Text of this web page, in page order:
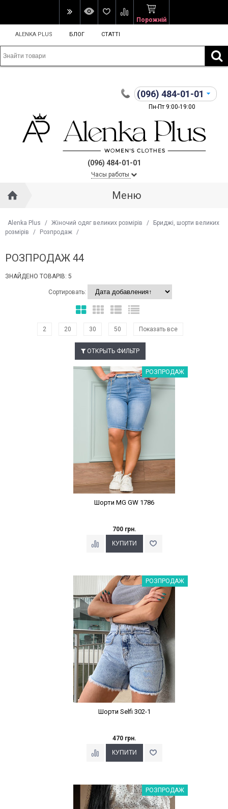
Порожній
ALENKA PLUS БЛОГ СТАТТІ
(096) 484-01-01
Пн-Пт 9:00-19:00
(096) 484-01-01
Часы работы
Меню
Alenka Plus / Жіночий одяг великих розмірів /
Бриджі, шорти великих
розмірів
/ Розпродаж /
РОЗПРОДАЖ 44
ЗНАЙДЕНО ТОВАРІВ: 5
Сортировать:
2 20 30 50 Показать все
ОТКРЫТЬ ФИЛЬТР
Наклейки Варіант з %РОЗПРОДАЖ
Шорти MG GW 1786
700 грн.
Наклейки Варіант з %РОЗПРОДАЖ
Шорти Selfi 302-1
470 грн.
Наклейки Варіант з %РОЗПРОДАЖ